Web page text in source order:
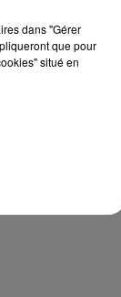
dans "Gérer
que pour
situé en